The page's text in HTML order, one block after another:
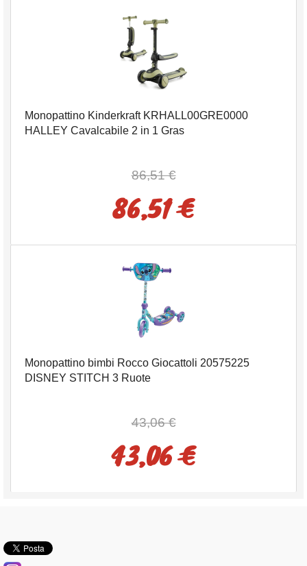
Monopattino Kinderkraft KRHALL00GRE0000
HALLEY Cavalcabile 2 in 1 Gras
86,51 €
86,51 €
Monopattino bimbi Rocco Giocattoli 20575225
DISNEY STITCH 3 Ruote
43,06 €
43,06 €